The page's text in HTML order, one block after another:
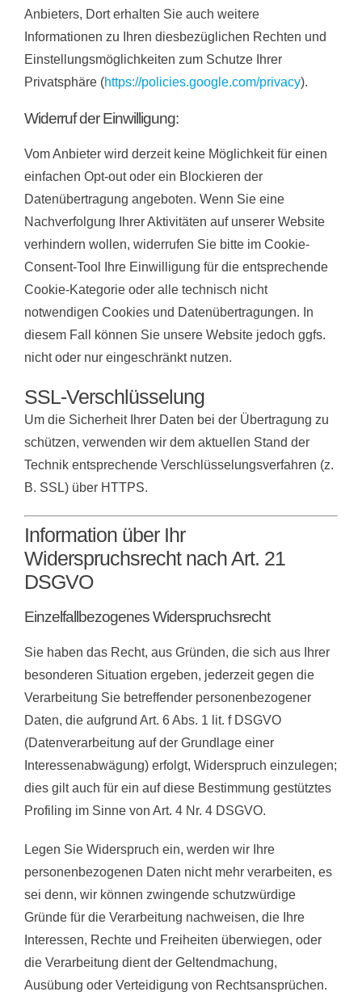
Anbieters, Dort erhalten Sie auch weitere
Informationen zu Ihren diesbezüglichen Rechten und
Einstellungsmöglichkeiten zum Schutze Ihrer
Privatsphäre (https://policies.google.com/privacy).
Widerruf der Einwilligung:
Vom Anbieter wird derzeit keine Möglichkeit für einen
einfachen Opt-out oder ein Blockieren der
Datenübertragung angeboten. Wenn Sie eine
Nachverfolgung Ihrer Aktivitäten auf unserer Website
verhindern wollen, widerrufen Sie bitte im Cookie-
Consent-Tool Ihre Einwilligung für die entsprechende
Cookie-Kategorie oder alle technisch nicht
notwendigen Cookies und Datenübertragungen. In
diesem Fall können Sie unsere Website jedoch ggfs.
nicht oder nur eingeschränkt nutzen.
SSL-Verschlüsselung
Um die Sicherheit Ihrer Daten bei der Übertragung zu
schützen, verwenden wir dem aktuellen Stand der
Technik entsprechende Verschlüsselungsverfahren (z.
B. SSL) über HTTPS.
Information über Ihr
Widerspruchsrecht nach Art. 21
DSGVO
Einzelfallbezogenes Widerspruchsrecht
Sie haben das Recht, aus Gründen, die sich aus Ihrer
besonderen Situation ergeben, jederzeit gegen die
Verarbeitung Sie betreffender personenbezogener
Daten, die aufgrund Art. 6 Abs. 1 lit. f DSGVO
(Datenverarbeitung auf der Grundlage einer
Interessenabwägung) erfolgt, Widerspruch einzulegen;
dies gilt auch für ein auf diese Bestimmung gestütztes
Profiling im Sinne von Art. 4 Nr. 4 DSGVO.
Legen Sie Widerspruch ein, werden wir Ihre
personenbezogenen Daten nicht mehr verarbeiten, es
sei denn, wir können zwingende schutzwürdige
Gründe für die Verarbeitung nachweisen, die Ihre
Interessen, Rechte und Freiheiten überwiegen, oder
die Verarbeitung dient der Geltendmachung,
Ausübung oder Verteidigung von Rechtsansprüchen.